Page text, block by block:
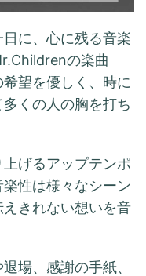
に、心に残る音楽
の楽曲
望を優しく、時に
くの人の胸を打ち
げるアップテンポ
性は様々なシーン
きれない想いを音
場、感謝の手紙、